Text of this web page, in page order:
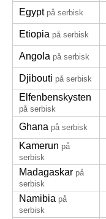
Egypt på serbisk
Etiopia på serbisk
Angola på serbisk
Djibouti på serbisk
Elfenbenskysten
på serbisk
Ghana på serbisk
Kamerun på
serbisk
Madagaskar på
serbisk
Namibia på
serbisk